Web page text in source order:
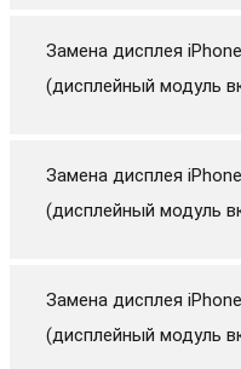
Замена дисплея
(дисплейный модуль
Замена дисплея
(дисплейный модуль
Замена дисплея
(дисплейный модуль